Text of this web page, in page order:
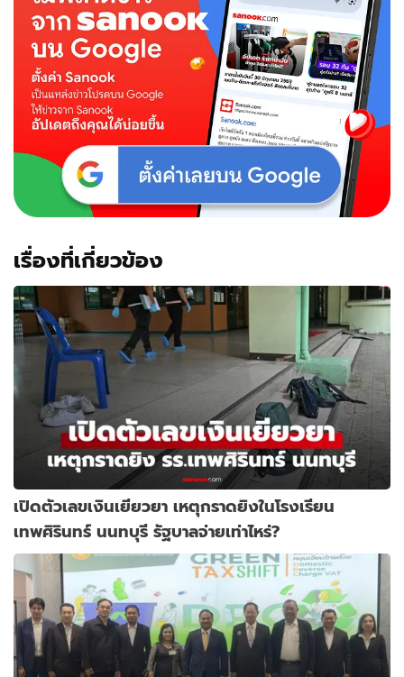
เรื่องที่เกี่ยวข้อง
เปิดตัวเลขเงินเยียวยา เหตุกราดยิงในโรงเรียน
เทพศิรินทร์ นนทบุรี รัฐบาลจ่ายเท่าไหร่?